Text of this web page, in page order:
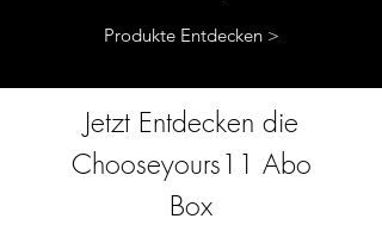
Produkte Entdecken >
Jetzt Entdecken die
Chooseyours11 Abo
Box